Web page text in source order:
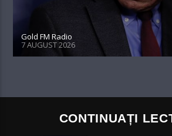
Gold FM Radio
7 AUGUST 2026
CONTINUAȚI